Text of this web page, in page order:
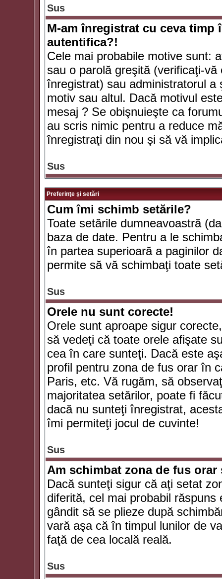
Sus
M-am înregistrat cu ceva timp
autentifica?!
Cele mai probabile motive sunt:
sau o parolă greşită (verificaţi-
înregistrat) sau administratorul
motiv sau altul. Dacă motivul
mesaj ? Se obişnuieşte ca
au scris nimic pentru a reduce
înregistraţi din nou şi să vă
Sus
Preferinţe şi setări
Cum îmi schimb setările?
Toate setările dumneavoastră
baza de date. Pentru a le
în partea superioară a paginilor
permite să vă schimbaţi toate
Sus
Orele nu sunt corecte!
Orele sunt aproape sigur
să vedeţi că toate orele afişate
cea în care sunteţi. Dacă este
profil pentru zona de fus orar în
Paris, etc. Vă rugăm, să
majoritatea setărilor, poate fi
dacă nu sunteţi înregistrat,
îmi permiteţi jocul de cuvinte!
Sus
Am schimbat zona de fus
Dacă sunteţi sigur că aţi setat
diferită, cel mai probabil
gândit să se plieze după
vară aşa că în timpul lunilor de
faţă de cea locală reală.
Sus